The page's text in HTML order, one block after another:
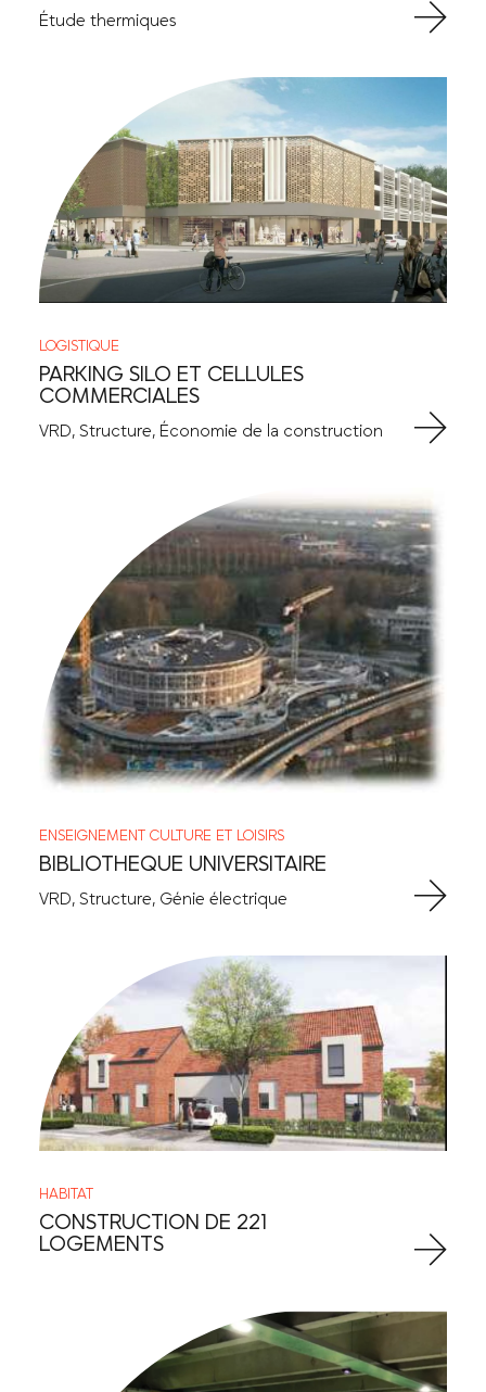
Étude thermiques
LOGISTIQUE
PARKING SILO ET CELLULES
COMMERCIALES
VRD, Structure, Économie de la construction
ENSEIGNEMENT CULTURE ET LOISIRS
BIBLIOTHEQUE UNIVERSITAIRE
VRD, Structure, Génie électrique
HABITAT
CONSTRUCTION DE 221
LOGEMENTS